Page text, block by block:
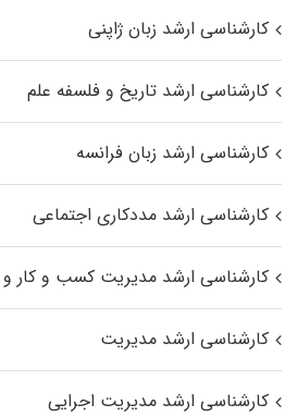
کارشناسی ارشد زبان ژاپنی
کارشناسی ارشد تاریخ و فلسفه علم
کارشناسی ارشد زبان فرانسه
کارشناسی ارشد مددکاری اجتماعی
کارشناسی ارشد مدیریت کسب و کار
کارشناسی ارشد مدیریت
کارشناسی ارشد مدیریت اجرایی